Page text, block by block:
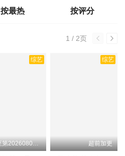
按最热 按评分
1 / 2页
综艺
更新至第20260806期
综艺
超前加更